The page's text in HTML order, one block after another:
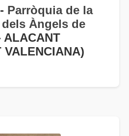
Parròquia de la
dels Àngels de
VALENCIANA)